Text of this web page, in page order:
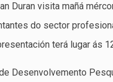
Duran visita mañá
do sector
terá lugar ás
Desenvolvemento